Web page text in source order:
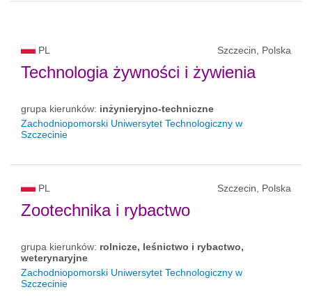
PL Szczecin, Polska
Technologia żywności i żywienia
grupa kierunków: inżynieryjno-techniczne
Zachodniopomorski Uniwersytet Technologiczny w
Szczecinie
PL Szczecin, Polska
Zootechnika i rybactwo
grupa kierunków: rolnicze, leśnictwo i rybactwo,
weterynaryjne
Zachodniopomorski Uniwersytet Technologiczny w
Szczecinie